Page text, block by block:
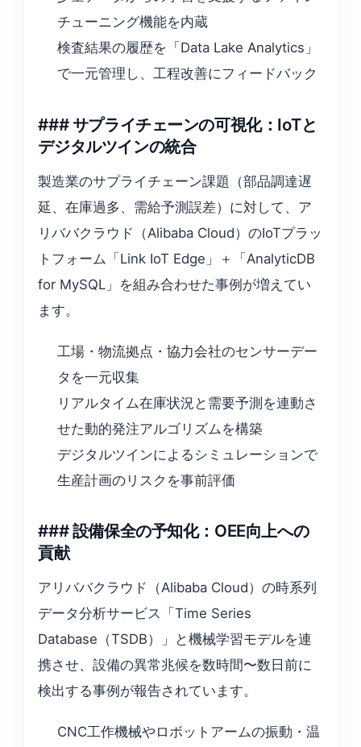
チューニング機能を内蔵
検査結果の履歴を「Data Lake Analytics」
で一元管理し、工程改善にフィードバック
### サプライチェーンの可視化：IoTと
デジタルツインの統合
製造業のサプライチェーン課題（部品調達遅
延、在庫過多、需給予測誤差）に対して、ア
リババクラウド（Alibaba Cloud）のIoTプラッ
トフォーム「Link IoT Edge」＋「AnalyticDB
for MySQL」を組み合わせた事例が増えてい
ます。
工場・物流拠点・協力会社のセンサーデー
タを一元収集
リアルタイム在庫状況と需要予測を連動さ
せた動的発注アルゴリズムを構築
デジタルツインによるシミュレーションで
生産計画のリスクを事前評価
### 設備保全の予知化：OEE向上への
貢献
アリババクラウド（Alibaba Cloud）の時系列
データ分析サービス「Time Series
Database（TSDB）」と機械学習モデルを連
携させ、設備の異常兆候を数時間〜数日前に
検出する事例が報告されています。
CNC工作機械やロボットアームの振動・温